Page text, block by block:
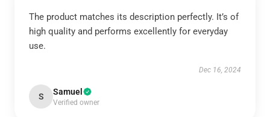
The product matches its description perfectly. It’s of
high quality and performs excellently for everyday
use.
Dec 16, 2024
S Samuel
Verified owner